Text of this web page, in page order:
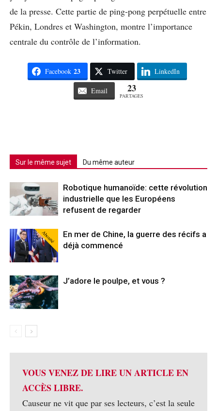
de la presse. Cette partie de ping-pong perpétuelle entre
Pékin, Londres et Washington, montre l’importance
centrale du contrôle de l’information.
Facebook 23 Twitter LinkedIn
Email 23
PARTAGES
Sur le même sujet Du même auteur
Robotique humanoïde: cette révolution
industrielle que les Européens
refusent de regarder
Abonné
En mer de Chine, la guerre des récifs a
déjà commencé
J’adore le poulpe, et vous ?
VOUS VENEZ DE LIRE UN ARTICLE EN
ACCÈS LIBRE.
Causeur ne vit que par ses lecteurs, c’est la seule